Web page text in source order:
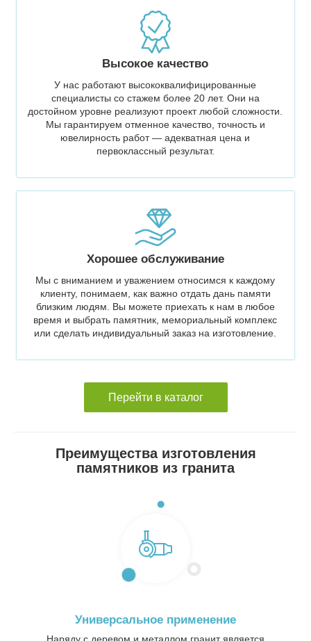
Высокое качество
У нас работают высококвалифицированные
специалисты со стажем более 20 лет. Они на
достойном уровне реализуют проект любой сложности.
Мы гарантируем отменное качество, точность и
ювелирность работ — адекватная цена и
первоклассный результат.
Хорошее обслуживание
Мы с вниманием и уважением относимся к каждому
клиенту, понимаем, как важно отдать дань памяти
близким людям. Вы можете приехать к нам в любое
время и выбрать памятник, мемориальный комплекс
или сделать индивидуальный заказ на изготовление.
Перейти в каталог
Преимущества изготовления
памятников из гранита
Универсальное применение
Наряду с деревом и металлом гранит является